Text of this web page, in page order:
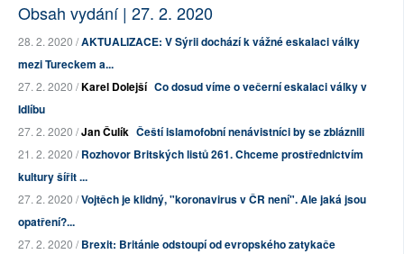
Obsah vydání | 27. 2. 2020
28. 2. 2020 /AKTUALIZACE: V Sýrii dochází k vážné eskalaci války
mezi Tureckem a...
27. 2. 2020 /Karel Dolejší Co dosud víme o večerní eskalaci války v
Idlíbu
27. 2. 2020 /Jan Čulík Čeští islamofobní nenávistníci by se zbláznili
21. 2. 2020 /Rozhovor Britských listů 261. Chceme prostřednictvím
kultury šířit ...
27. 2. 2020 /Vojtěch je klidný, "koronavirus v ČR není". Ale jaká jsou
opatření?...
27. 2. 2020 /Brexit: Británie odstoupí od evropského zatykače